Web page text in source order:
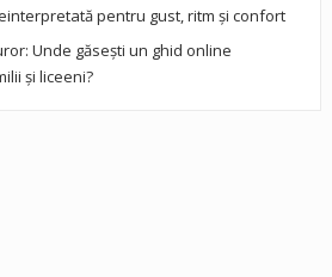
pentru gust, ritm și confort
Unde găsești un ghid online
și liceeni?